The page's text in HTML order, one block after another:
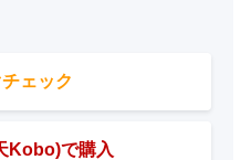
ェック
Kobo)で購入